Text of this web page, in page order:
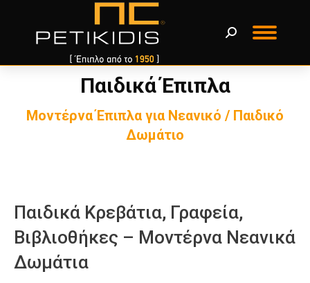
Παιδικά Έπιπλα
Μοντέρνα Έπιπλα για Νεανικό / Παιδικό
Δωμάτιο
You are here:
Παιδικά Κρεβάτια, Γραφεία,
Βιβλιοθήκες – Μοντέρνα Νεανικά
Δωμάτια